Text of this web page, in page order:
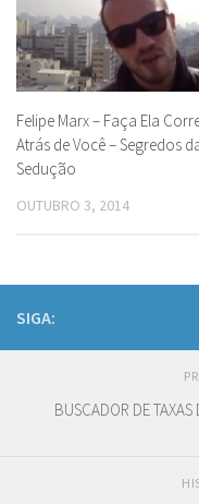
Felipe Marx – Faça Ela
Atrás de Você – Segredos
Sedução
OUTUBRO 3, 2014
SIGA:
BUSCADOR DE